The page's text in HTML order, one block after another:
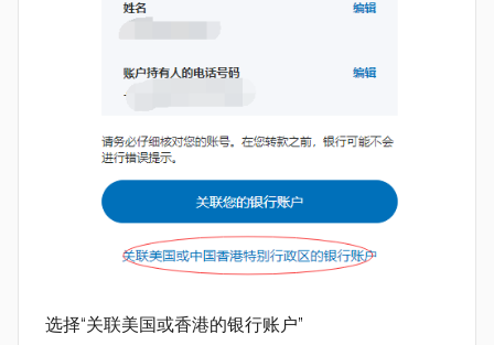
选择“关联美国或香港的银行账户”